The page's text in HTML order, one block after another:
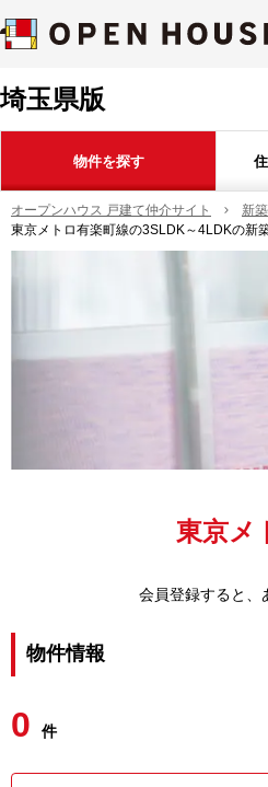
埼玉県版
物件を探す
オープンハウス 戸建て仲介サイト 新
東京メトロ有楽町線の3SLDK～4LDKの新
東京メ
会員登録すると、
物件情報
0 件